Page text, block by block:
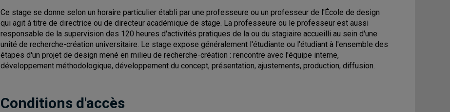
Ce stage se donne selon un horaire particulier établi par une professeure ou un professeur de l'École de design
qui agit à titre de directrice ou de directeur académique de stage. La professeure ou le professeur est aussi
responsable de la supervision des 120 heures d'activités pratiques de la ou du stagiaire accueilli au sein d'une
unité de recherche-création universitaire. Le stage expose généralement l'étudiante ou l'étudiant à l'ensemble des
étapes d'un projet de design mené en milieu de recherche-création : rencontre avec l'équipe interne,
développement méthodologique, développement du concept, présentation, ajustements, production, diffusion.
Conditions d'accès